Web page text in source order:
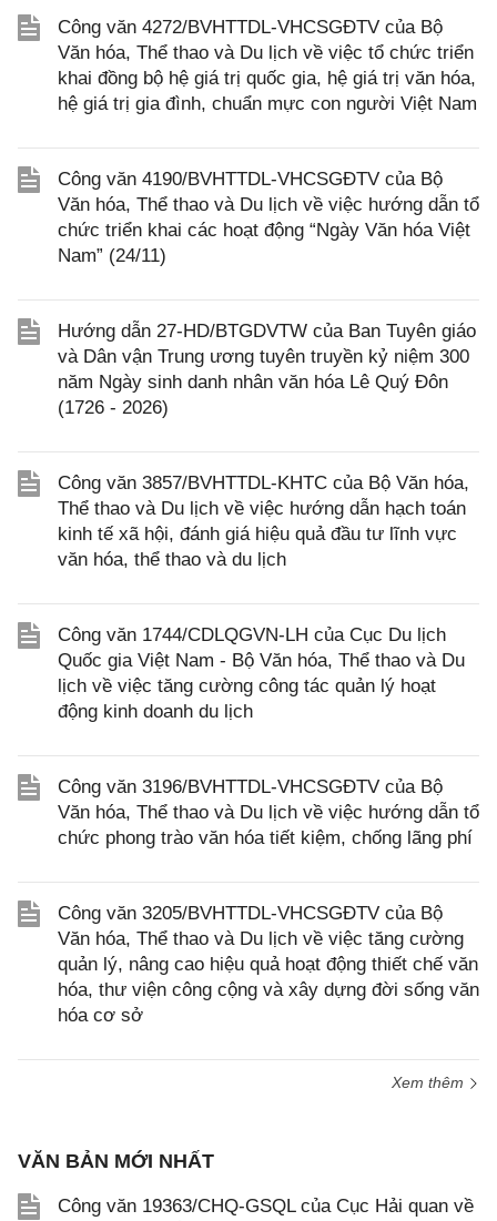
Công văn 4272/BVHTTDL-VHCSGĐTV của Bộ
Văn hóa, Thể thao và Du lịch về việc tổ chức triển
khai đồng bộ hệ giá trị quốc gia, hệ giá trị văn hóa,
hệ giá trị gia đình, chuẩn mực con người Việt Nam
Công văn 4190/BVHTTDL-VHCSGĐTV của Bộ
Văn hóa, Thể thao và Du lịch về việc hướng dẫn tổ
chức triển khai các hoạt động “Ngày Văn hóa Việt
Nam” (24/11)
Hướng dẫn 27-HD/BTGDVTW của Ban Tuyên giáo
và Dân vận Trung ương tuyên truyền kỷ niệm 300
năm Ngày sinh danh nhân văn hóa Lê Quý Đôn
(1726 - 2026)
Công văn 3857/BVHTTDL-KHTC của Bộ Văn hóa,
Thể thao và Du lịch về việc hướng dẫn hạch toán
kinh tế xã hội, đánh giá hiệu quả đầu tư lĩnh vực
văn hóa, thể thao và du lịch
Công văn 1744/CDLQGVN-LH của Cục Du lịch
Quốc gia Việt Nam - Bộ Văn hóa, Thể thao và Du
lịch về việc tăng cường công tác quản lý hoạt
động kinh doanh du lịch
Công văn 3196/BVHTTDL-VHCSGĐTV của Bộ
Văn hóa, Thể thao và Du lịch về việc hướng dẫn tổ
chức phong trào văn hóa tiết kiệm, chống lãng phí
Công văn 3205/BVHTTDL-VHCSGĐTV của Bộ
Văn hóa, Thể thao và Du lịch về việc tăng cường
quản lý, nâng cao hiệu quả hoạt động thiết chế văn
hóa, thư viện công cộng và xây dựng đời sống văn
hóa cơ sở
Xem thêm
VĂN BẢN MỚI NHẤT
Công văn 19363/CHQ-GSQL của Cục Hải quan về